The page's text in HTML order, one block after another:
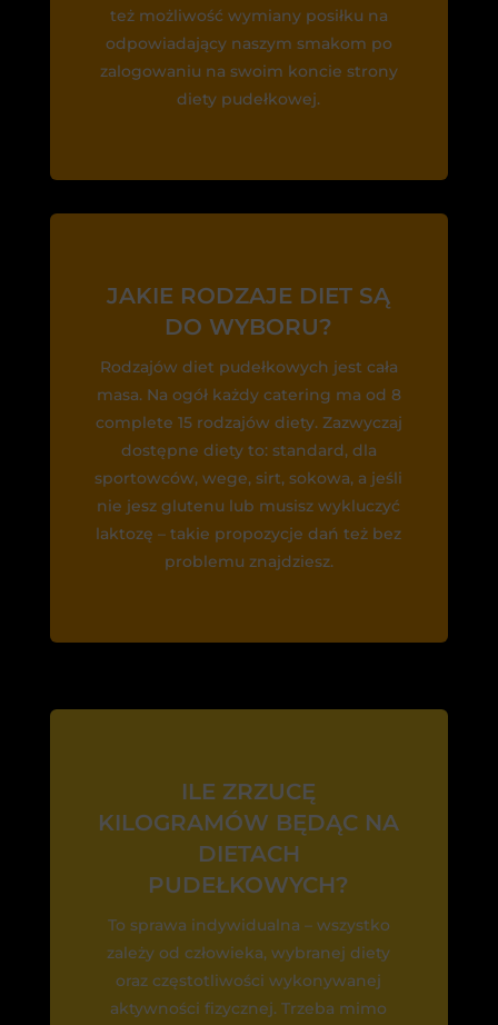
też możliwość wymiany posiłku na
odpowiadający naszym smakom po
zalogowaniu na swoim koncie strony
diety pudełkowej.
JAKIE RODZAJE DIET SĄ
DO WYBORU?
Rodzajów diet pudełkowych jest cała
masa. Na ogół każdy catering ma od 8
complete 15 rodzajów diety. Zazwyczaj
dostępne diety to: standard, dla
sportowców, wege, sirt, sokowa, a jeśli
nie jesz glutenu lub musisz wykluczyć
laktozę – takie propozycje dań też bez
problemu znajdziesz.
ILE ZRZUCĘ
KILOGRAMÓW BĘDĄC NA
DIETACH
PUDEŁKOWYCH?
To sprawa indywidualna – wszystko
zależy od człowieka, wybranej diety
oraz częstotliwości wykonywanej
aktywności fizycznej. Trzeba mimo